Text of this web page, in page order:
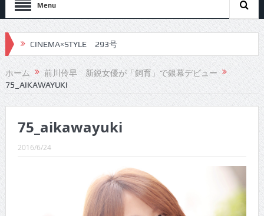
Menu
CINEMA×STYLE 293号
CINEMA×STYLE 292号
CINEMA×STYLE 291号
CINEMA×STYLE 289号
CINEMA×STYLE 287号
CINEMA×STYLE 286号
ホーム
前川伶早 新鋭女優が「飼育」で銀幕デビュー
75_AIKAWAYUKI
75_aikawayuki
2016/6/24